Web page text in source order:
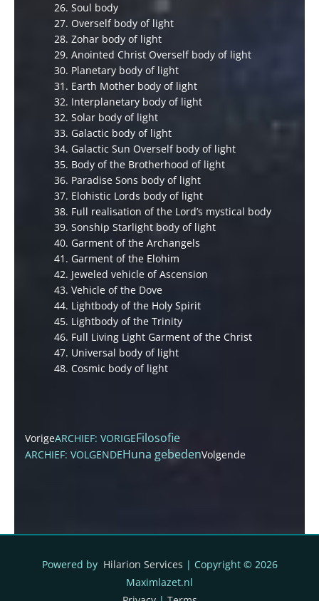
26. Soul body
27. Overself body of light
28. Zohar body of light
29. Anointed Christ Overself body of light
30. Planetary body of light
31. Earth Mother body of light
32. Interplanetary body of light
32. Solar body of light
33. Galactic body of light
34. Galactic Sun Overself body of light
35. Body of the Brotherhood of light
36. Paradise Sons body of light
37. Elohistic Lords body of light
38. Full realisation of the Lord’s mystical body
39. Sonship Starlight body of light
40. Garment of the Archangels
41. Garment of the Elohim
42. Jeweled vehicle of Ascension
43. Vehicle of the Dove
44. Lightbody of the Holy Spirit
45. Lightbody of the Trinity
46. Full Living Light Garment of the Christ
47. Universal body of light
48. Cosmic body of light
VorigeARCHIEF: VORIGEFilosofie
ARCHIEF: VOLGENDEHuna gebedenVolgende
Powered by Hilarion Services | Copyright © 2026
Maximlazet.nl